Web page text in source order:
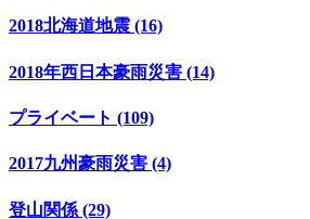
2018北海道地震 (16)
2018年西日本豪雨災害 (14)
プライベート (109)
2017九州豪雨災害 (4)
登山関係 (29)